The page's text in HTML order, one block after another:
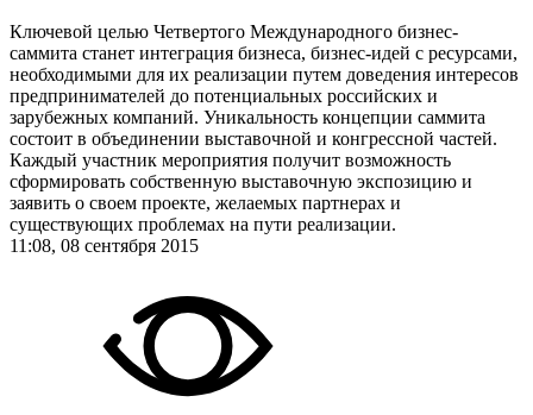
Ключевой целью Четвертого Международного бизнес-
саммита станет интеграция бизнеса, бизнес-идей с ресурсами,
необходимыми для их реализации путем доведения интересов
предпринимателей до потенциальных российских и
зарубежных компаний. Уникальность концепции саммита
состоит в объединении выставочной и конгрессной частей.
Каждый участник мероприятия получит возможность
сформировать собственную выставочную экспозицию и
заявить о своем проекте, желаемых партнерах и
существующих проблемах на пути реализации.
11:08, 08 сентября 2015